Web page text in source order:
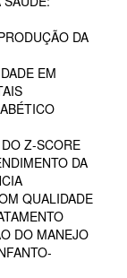
DA
EM
Z-SCORE
DA
QUALIDADE
DO MANEJO